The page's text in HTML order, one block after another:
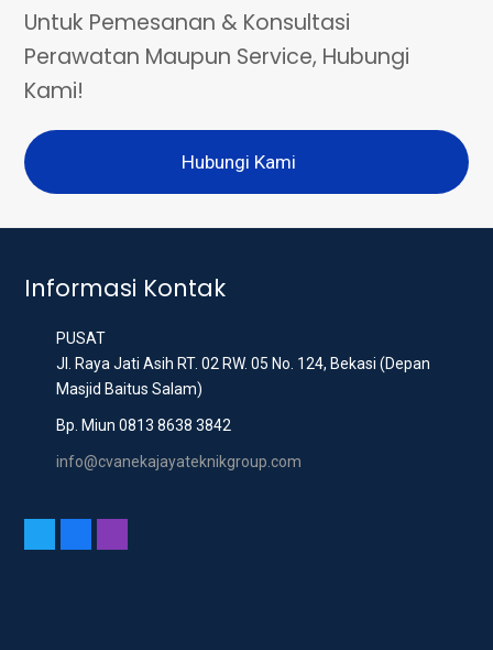
Untuk Pemesanan & Konsultasi
Perawatan Maupun Service, Hubungi
Kami!
Hubungi Kami
Informasi Kontak
PUSAT
Jl. Raya Jati Asih RT. 02 RW. 05 No. 124, Bekasi (Depan
Masjid Baitus Salam)
Bp. Miun 0813 8638 3842
info@cvanekajayateknikgroup.com